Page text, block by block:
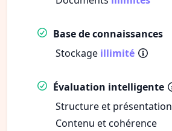
Base de connaissances
Stockage illimité
Évaluation intelligente
Structure et présentation
Contenu et cohérence